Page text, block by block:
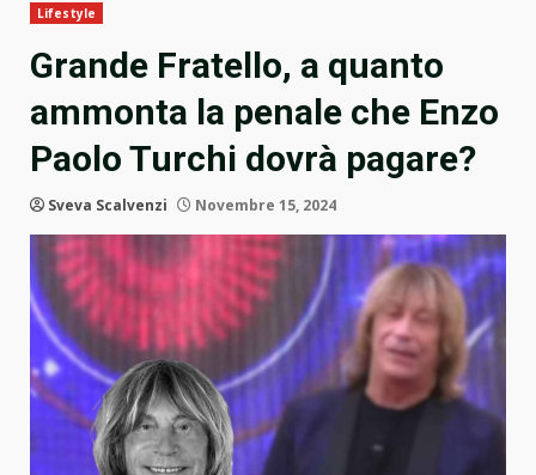
Lifestyle
Grande Fratello, a quanto
ammonta la penale che Enzo
Paolo Turchi dovrà pagare?
Sveva Scalvenzi Novembre 15, 2024